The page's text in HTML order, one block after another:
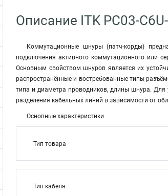
Описание ITK PC03-
Коммутационные шнуры (патч-корды)
подключения активного коммутационного или
Основным свойством шнуров является их
распространённые и востребованные типы
типа и диаметра проводников, длины шнура. Для
разделения кабельных линий в зависимости от
Основные характеристики
Тип товара
Тип кабеля